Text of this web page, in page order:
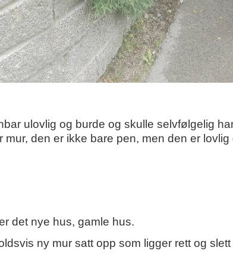
ulovlig og burde og skulle selvfølgelig
mur, den er ikke bare pen, men den er
det nye hus, gamle hus.
ny mur satt opp som ligger rett og